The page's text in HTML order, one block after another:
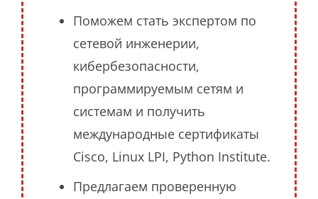
Поможем стать экспертом по
сетевой инженерии,
кибербезопасности,
программируемым сетям и
системам и получить
международные сертификаты
Cisco, Linux LPI, Python Institute.
Предлагаем проверенную